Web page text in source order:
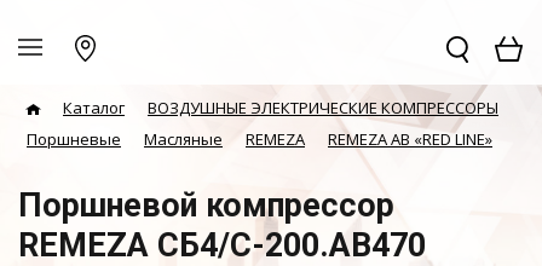
Каталог
ВОЗДУШНЫЕ ЭЛЕКТРИЧЕСКИЕ КОМПРЕССОРЫ
Поршневые
Масляные REMEZA REMEZA AB «RED LINE»
Поршневой компрессор
REMEZA СБ4/С-200.АВ470